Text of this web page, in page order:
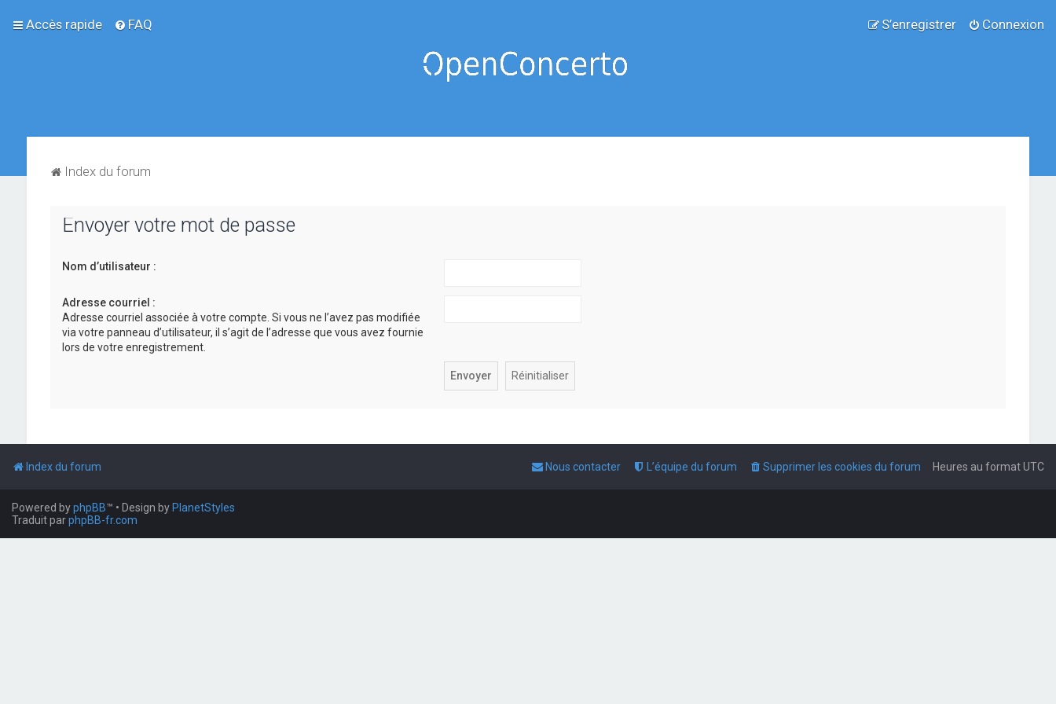
Accès rapide FAQ Connexion
S’enregistrer
Index du forum
Envoyer votre mot de passe
Nom d’utilisateur :
Adresse courriel :
Adresse courriel associée à votre compte. Si vous ne l’avez pas modifiée
via votre panneau d’utilisateur, il s’agit de l’adresse que vous avez fournie
lors de votre enregistrement.
Index du forum Heures au formatUTC
Supprimer les cookies du forum
L’équipe du forum
Nous contacter
Powered byphpBB™ • Design by PlanetStyles
Traduit parphpBB-fr.com